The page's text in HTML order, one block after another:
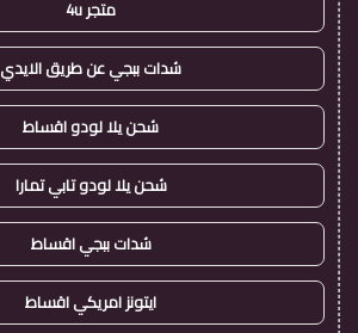
متجر 4u
شدات ببجي عن طريق الايدي
شحن يلا لودو اقساط
شحن يلا لودو تابي تمارا
شدات ببجي اقساط
ايتونز امريكي اقساط